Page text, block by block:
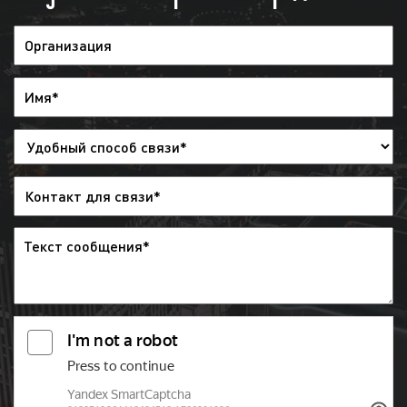
клиентов к рекламируемым товарам и услугам.
Целевая аудитория рекламы на телеканале
«Домашний» в Туапсе обширна. Телевидение
мужчины и женщины;
работающие и самозанятые;
люди разных возрастов, вкусов и убеждений;
занимающиеся спортом, ведущие активный
состоятельные и бюджетники.
самый широкий круг людей. Вместе с тем,
телеканалы представляют разный контент,
ориентированный на различную публику.
целевую аудиторию телеканала, чтобы разместить